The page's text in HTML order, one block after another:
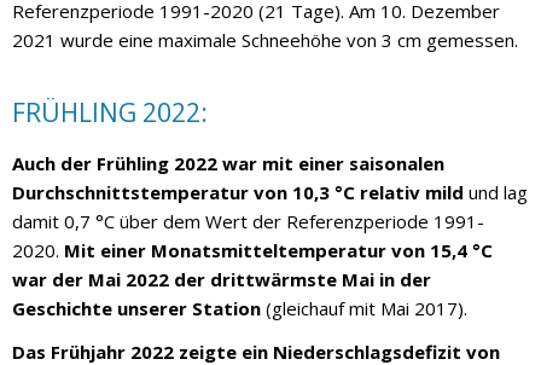
Referenzperiode 1991-2020 (21 Tage). Am 10. Dezember
2021 wurde eine maximale Schneehöhe von 3 cm gemessen.
FRÜHLING 2022:
Auch der Frühling 2022 war mit einer saisonalen
Durchschnittstemperatur von 10,3 °C relativ mild und lag
damit 0,7 °C über dem Wert der Referenzperiode 1991-
2020. Mit einer Monatsmitteltemperatur von 15,4 °C
war der Mai 2022 der drittwärmste Mai in der
Geschichte unserer Station (gleichauf mit Mai 2017).
Das Frühjahr 2022 zeigte ein Niederschlagsdefizit von